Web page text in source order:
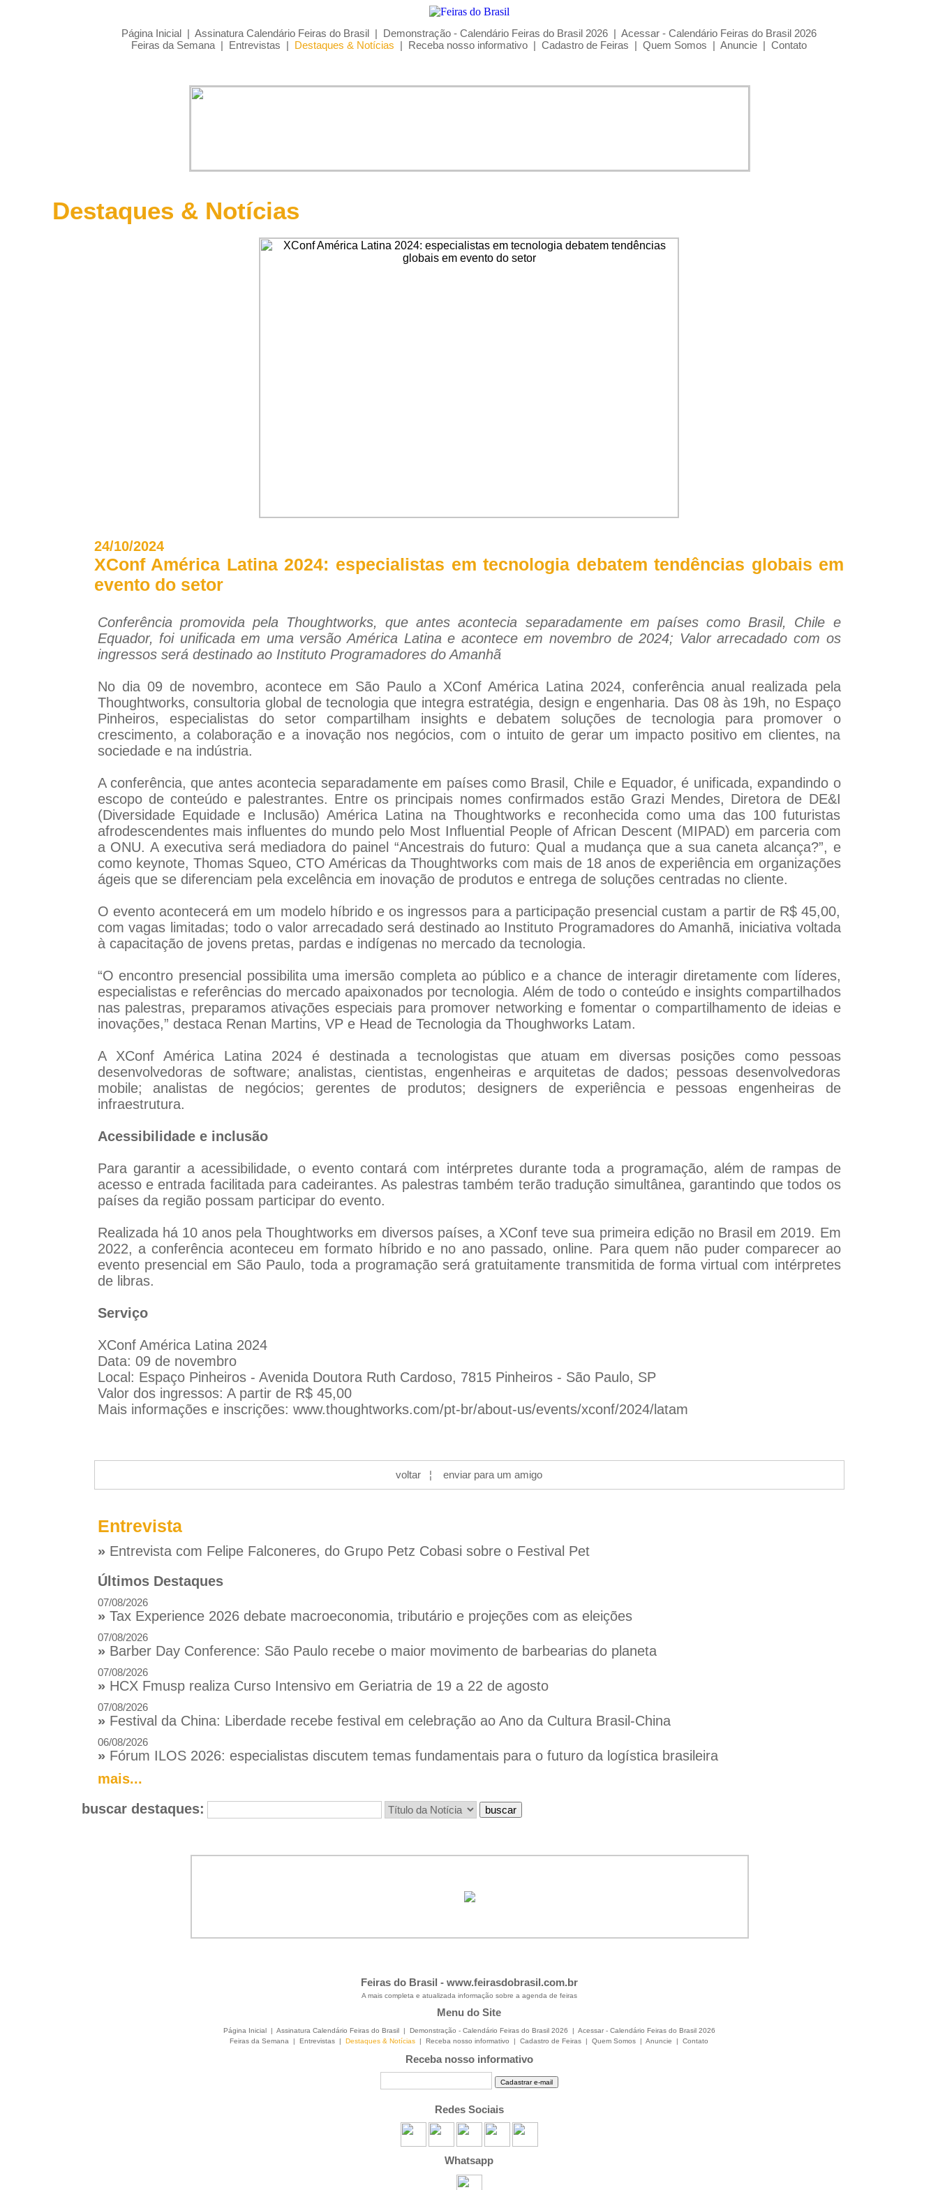
Página Inicial | Assinatura Calendário Feiras do Brasil | Demonstração - Calendário Feiras do Brasil 2026 | Acessar - Calendário Feiras do Brasil 2026
Feiras da Semana | Entrevistas | Destaques & Notícias | Receba nosso informativo | Cadastro de Feiras | Quem Somos | Anuncie | Contato
Destaques & Notícias
24/10/2024
XConf América Latina 2024: especialistas em tecnologia debatem tendências globais em
evento do setor
Conferência promovida pela Thoughtworks, que antes acontecia separadamente em países como Brasil, Chile e
Equador, foi unificada em uma versão América Latina e acontece em novembro de 2024; Valor arrecadado com os
ingressos será destinado ao Instituto Programadores do Amanhã
No dia 09 de novembro, acontece em São Paulo a XConf América Latina 2024, conferência anual realizada pela
Thoughtworks, consultoria global de tecnologia que integra estratégia, design e engenharia. Das 08 às 19h, no Espaço
Pinheiros, especialistas do setor compartilham insights e debatem soluções de tecnologia para promover o
crescimento, a colaboração e a inovação nos negócios, com o intuito de gerar um impacto positivo em clientes, na
sociedade e na indústria.
A conferência, que antes acontecia separadamente em países como Brasil, Chile e Equador, é unificada, expandindo o
escopo de conteúdo e palestrantes. Entre os principais nomes confirmados estão Grazi Mendes, Diretora de DE&I
(Diversidade Equidade e Inclusão) América Latina na Thoughtworks e reconhecida como uma das 100 futuristas
afrodescendentes mais influentes do mundo pelo Most Influential People of African Descent (MIPAD) em parceria com
a ONU. A executiva será mediadora do painel “Ancestrais do futuro: Qual a mudança que a sua caneta alcança?”, e
como keynote, Thomas Squeo, CTO Américas da Thoughtworks com mais de 18 anos de experiência em organizações
ágeis que se diferenciam pela excelência em inovação de produtos e entrega de soluções centradas no cliente.
O evento acontecerá em um modelo híbrido e os ingressos para a participação presencial custam a partir de R$ 45,00,
com vagas limitadas; todo o valor arrecadado será destinado ao Instituto Programadores do Amanhã, iniciativa voltada
à capacitação de jovens pretas, pardas e indígenas no mercado da tecnologia.
“O encontro presencial possibilita uma imersão completa ao público e a chance de interagir diretamente com líderes,
especialistas e referências do mercado apaixonados por tecnologia. Além de todo o conteúdo e insights compartilhados
nas palestras, preparamos ativações especiais para promover networking e fomentar o compartilhamento de ideias e
inovações,” destaca Renan Martins, VP e Head de Tecnologia da Thoughworks Latam.
A XConf América Latina 2024 é destinada a tecnologistas que atuam em diversas posições como pessoas
desenvolvedoras de software; analistas, cientistas, engenheiras e arquitetas de dados; pessoas desenvolvedoras
mobile; analistas de negócios; gerentes de produtos; designers de experiência e pessoas engenheiras de
infraestrutura.
Acessibilidade e inclusão
Para garantir a acessibilidade, o evento contará com intérpretes durante toda a programação, além de rampas de
acesso e entrada facilitada para cadeirantes. As palestras também terão tradução simultânea, garantindo que todos os
países da região possam participar do evento.
Realizada há 10 anos pela Thoughtworks em diversos países, a XConf teve sua primeira edição no Brasil em 2019. Em
2022, a conferência aconteceu em formato híbrido e no ano passado, online. Para quem não puder comparecer ao
evento presencial em São Paulo, toda a programação será gratuitamente transmitida de forma virtual com intérpretes
de libras.
Serviço
XConf América Latina 2024
Data: 09 de novembro
Local: Espaço Pinheiros - Avenida Doutora Ruth Cardoso, 7815 Pinheiros - São Paulo, SP
Valor dos ingressos: A partir de R$ 45,00
Mais informações e inscrições: www.thoughtworks.com/pt-br/about-us/events/xconf/2024/latam
voltar ¦ enviar para um amigo
Entrevista
» Entrevista com Felipe Falconeres, do Grupo Petz Cobasi sobre o Festival Pet
Últimos Destaques
07/08/2026
» Tax Experience 2026 debate macroeconomia, tributário e projeções com as eleições
07/08/2026
» Barber Day Conference: São Paulo recebe o maior movimento de barbearias do planeta
07/08/2026
» HCX Fmusp realiza Curso Intensivo em Geriatria de 19 a 22 de agosto
07/08/2026
» Festival da China: Liberdade recebe festival em celebração ao Ano da Cultura Brasil-China
06/08/2026
» Fórum ILOS 2026: especialistas discutem temas fundamentais para o futuro da logística brasileira
mais...
buscar destaques:
Feiras do Brasil - www.feirasdobrasil.com.br
A mais completa e atualizada informação sobre a agenda de feiras
Menu do Site
Página Inicial | Assinatura Calendário Feiras do Brasil | Demonstração - Calendário Feiras do Brasil 2026 | Acessar - Calendário Feiras do Brasil 2026
Feiras da Semana
| Entrevistas | Destaques & Notícias | Receba nosso informativo | Cadastro de Feiras | Quem Somos | Anuncie | Contato
Receba nosso informativo
Redes Sociais
Whatsapp